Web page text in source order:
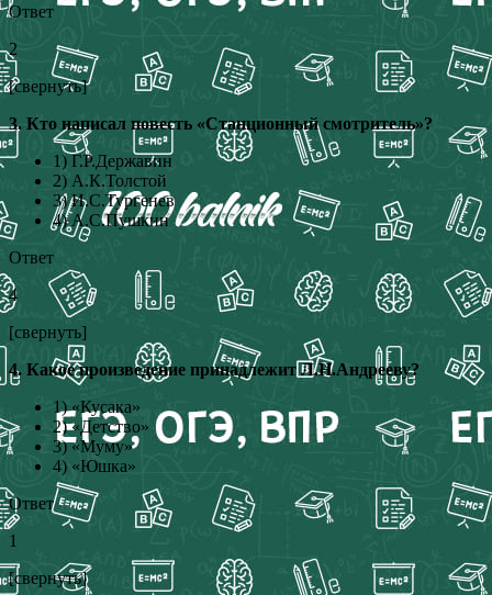
Ответ
2
[свернуть]
3. Кто написал повесть «Станционный смотритель»?
1) Г.Р.Державин
2) А.К.Толстой
3) И.С.Тургенев
4) А.С.Пушкин
Ответ
4
[свернуть]
4. Какое произведение принадлежит Л.Н.Андрееву?
1) «Кусака»
2) «Детство»
3) «Муму»
4) «Юшка»
Ответ
1
[свернуть]